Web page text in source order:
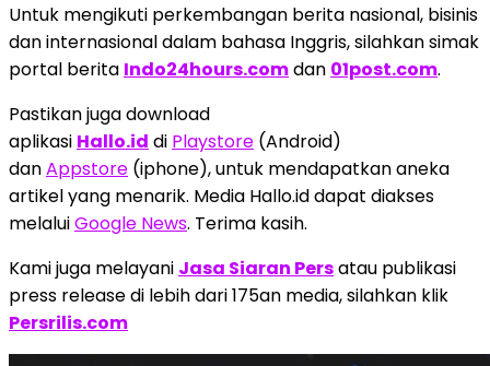
Untuk mengikuti perkembangan berita nasional, bisinis
dan internasional dalam bahasa Inggris, silahkan simak
portal berita Indo24hours.comdan 01post.com.
Pastikan juga download
aplikasi Hallo.id di Playstore (Android)
danAppstore (iphone), untuk mendapatkan aneka
artikel yang menarik. Media Hallo.id dapat diakses
melaluiGoogle News. Terima kasih.
Kami juga melayani Jasa Siaran Persatau publikasi
press release di lebih dari 175an media, silahkan klik
Persrilis.com